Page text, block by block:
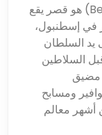
قصر بيلربي (بالتركية: Beylerbeyi Sarayı) هو قصر يقع
في إسطنبول،
يد السلطان
السلاطين
مضيق
ومسابح
أشهر معالم